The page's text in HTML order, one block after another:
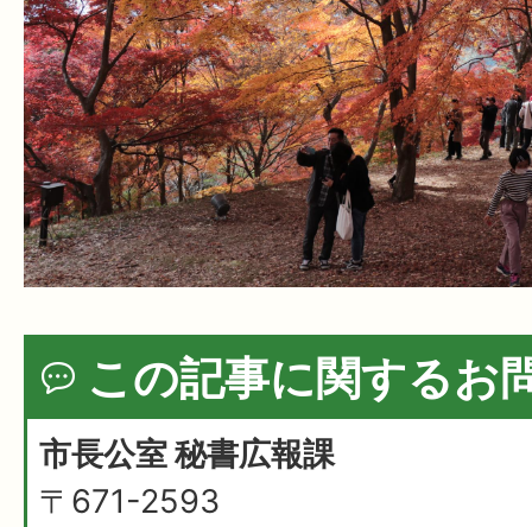
この記事に関するお
市長公室 秘書広報課
〒671-2593